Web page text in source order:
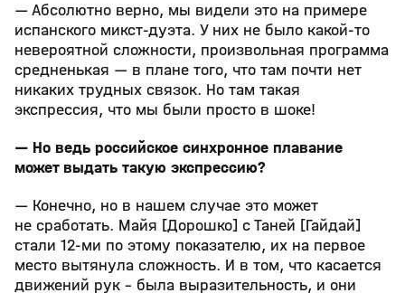
— Абсолютно верно, мы видели это на примере
испанского микст-дуэта. У них не было какой-то
невероятной сложности, произвольная программа
средненькая — в плане того, что там почти нет
никаких трудных связок. Но там такая
экспрессия, что мы были просто в шоке!
— Но ведь российское синхронное плавание
может выдать такую экспрессию?
— Конечно, но в нашем случае это может
не сработать. Майя [Дорошко] с Таней [Гайдай]
стали 12-ми по этому показателю, их на первое
место вытянула сложность. И в том, что касается
движений рук - была выразительность, и они